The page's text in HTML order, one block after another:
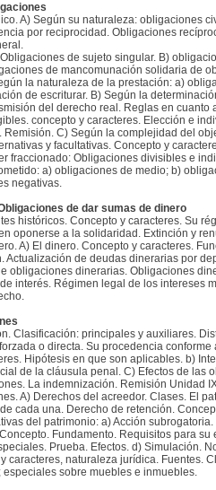
A) Según su naturaleza: obligaciones
por reciprocidad. Obligaciones
de sujeto singular. B)
de mancomunación solidaria de
la naturaleza de la prestación: a)
de escriturar. B) Según la
del derecho real. Reglas en
concepto y caracteres. Elección e
Remisión. C) Según la complejidad del
y facultativas. Concepto y
fraccionado: Obligaciones divisibles e
a) obligaciones de medio; b)
negativas.
de dar sumas de dinero
históricos. Concepto y caracteres. Su
oponerse a la solidaridad. Extinción y
A) El dinero. Concepto y caracteres.
Actualización de deudas dinerarias por
obligaciones dinerarias. Obligaciones
interés. Régimen legal de los intereses
Clasificación: principales y auxiliares.
o directa. Su procedencia
Hipótesis en que son aplicables. b)
de la cláusula penal. C) Efectos de las
La indemnización. Remisión Unidad
A) Derechos del acreedor. Clases. El
cada una. Derecho de retención.
del patrimonio: a) Acción
Fundamento. Requisitos para
Prueba. Efectos. d) Simulación.
caracteres, naturaleza jurídica.
sobre muebles e inmuebles.